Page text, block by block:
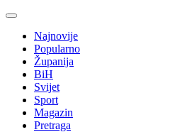
Najnovije
Popularno
Županija
BiH
Svijet
Sport
Magazin
Pretraga